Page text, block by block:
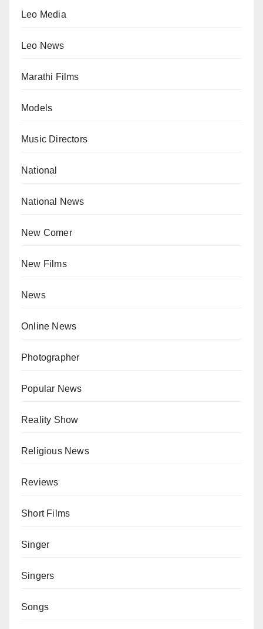
Leo Media
Leo News
Marathi Films
Models
Music Directors
National
National News
New Comer
New Films
News
Online News
Photographer
Popular News
Reality Show
Religious News
Reviews
Short Films
Singer
Singers
Songs